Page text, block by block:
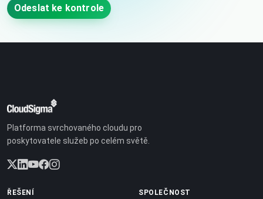
Odeslat ke kontrole
Platforma svrchovaného cloudu pro
poskytovatele služeb po celém světě.
ŘEŠENÍ SPOLEČNOST